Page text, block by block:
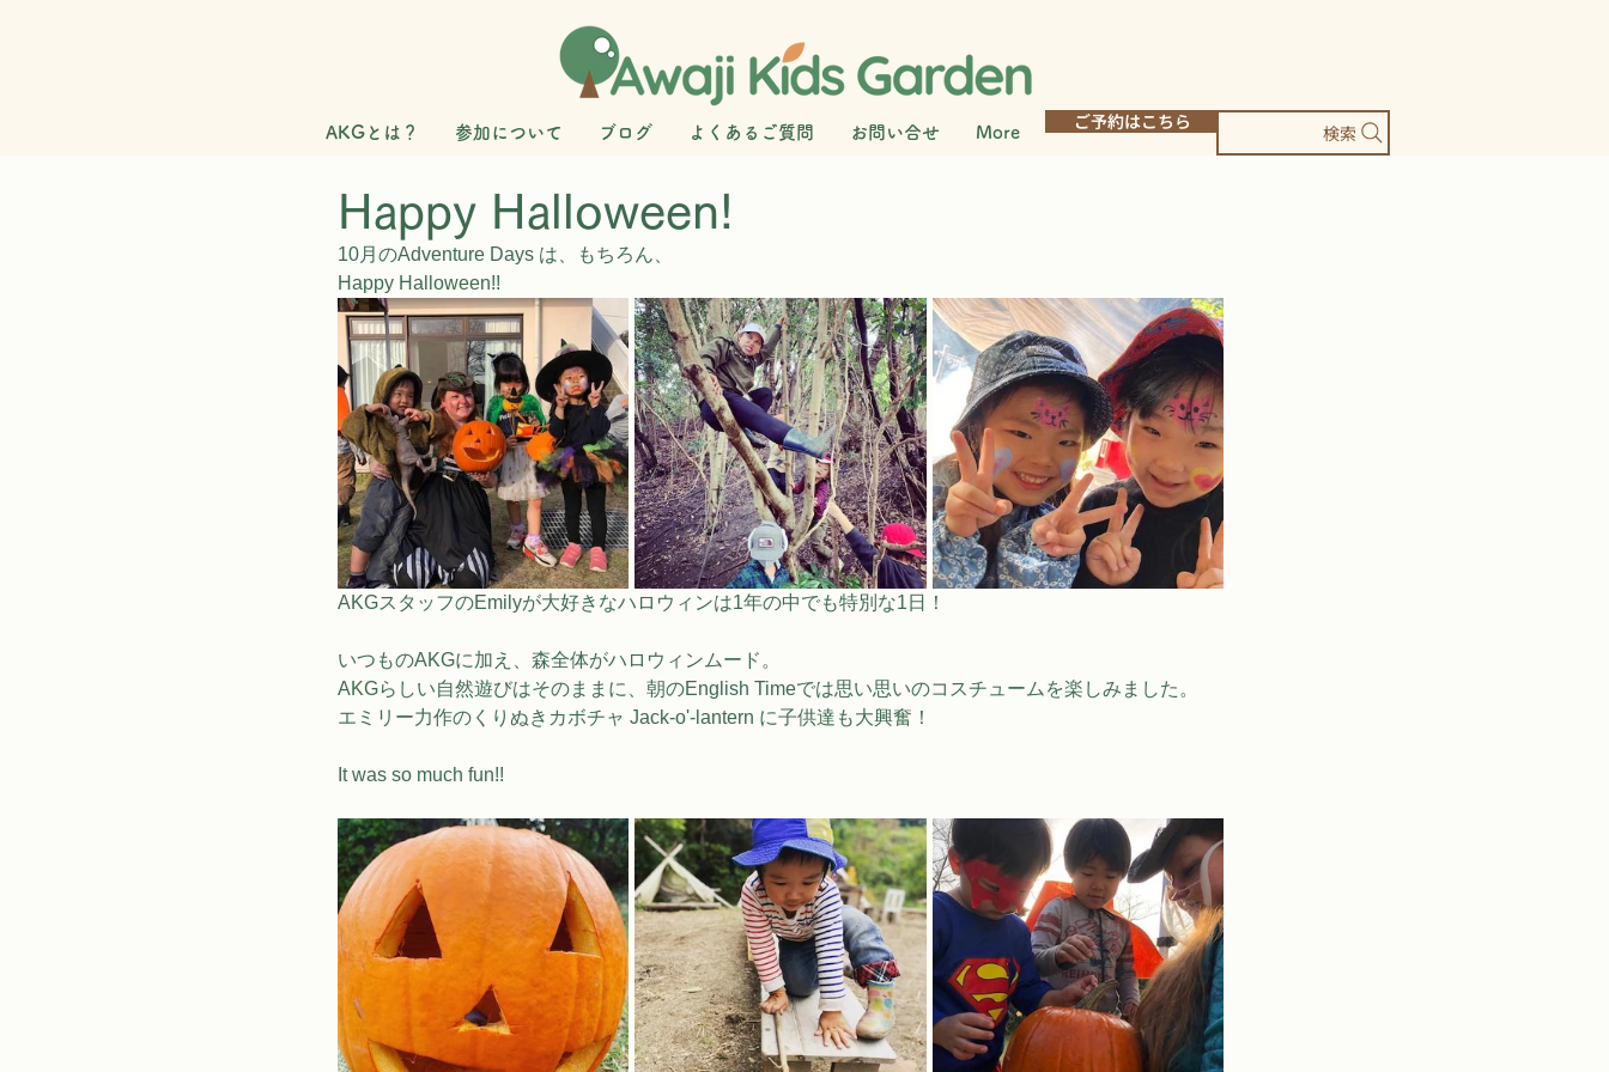
AKGとは？ 参加について ブログ よくあるご質問 お問い合せ More ご予約はこちら 検索
Happy Halloween!
10月のAdventure Days は、もちろん、
Happy Halloween!!
AKGスタッフのEmilyが大好きなハロウィンは1年の中でも特別な1日！
いつものAKGに加え、森全体がハロウィンムード。
AKGらしい自然遊びはそのままに、朝のEnglish Timeでは思い思いのコスチュームを楽しみました。
エミリー力作のくりぬきカボチャ Jack-o'-lantern に子供達も大興奮！
It was so much fun!!